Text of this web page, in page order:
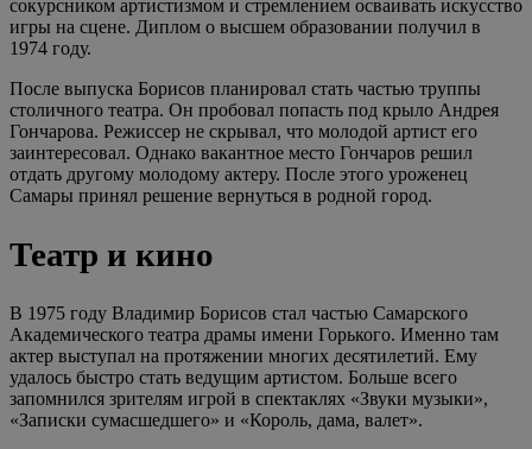
сокурсником артистизмом и стремлением осваивать искусство
игры на сцене. Диплом о высшем образовании получил в
1974 году.
После выпуска Борисов планировал стать частью труппы
столичного театра. Он пробовал попасть под крыло Андрея
Гончарова. Режиссер не скрывал, что молодой артист его
заинтересовал. Однако вакантное место Гончаров решил
отдать другому молодому актеру. После этого уроженец
Самары принял решение вернуться в родной город.
Театр и кино
В 1975 году Владимир Борисов стал частью Самарского
Академического театра драмы имени Горького. Именно там
актер выступал на протяжении многих десятилетий. Ему
удалось быстро стать ведущим артистом. Больше всего
запомнился зрителям игрой в спектаклях «Звуки музыки»,
«Записки сумасшедшего» и «Король, дама, валет».